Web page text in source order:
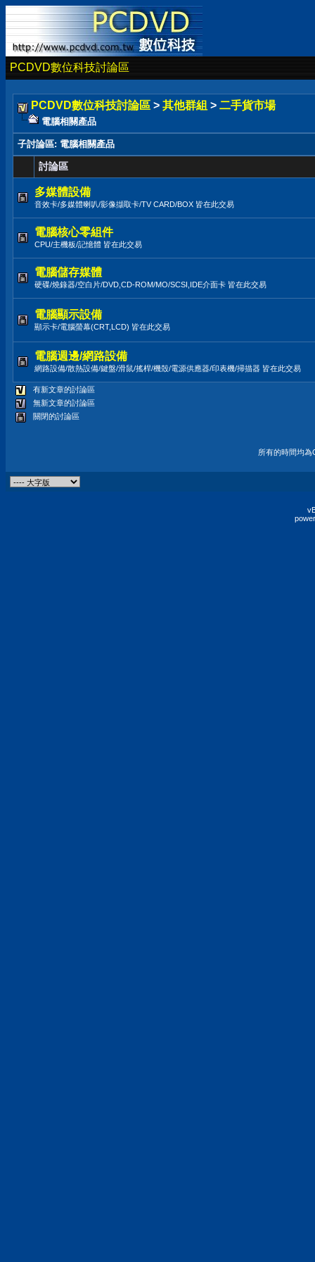
PCDVD數位科技討論區
PCDVD數位科技討論區 > 其他群組 > 二手貨市場
電腦相關產品
子討論區: 電腦相關產品
討論區
多媒體設備
音效卡/多媒體喇叭/影像擷取卡/TV CARD/BOX 皆在此交易
電腦核心零組件
CPU/主機板/記憶體 皆在此交易
電腦儲存媒體
硬碟/燒錄器/空白片/DVD,CD-ROM/MO/SCSI,IDE介面卡 皆在此交易
電腦顯示設備
顯示卡/電腦螢幕(CRT,LCD) 皆在此交易
電腦週邊/網路設備
網路設備/散熱設備/鍵盤/滑鼠/搖桿/機殼/電源供應器/印表機/掃描器 皆在此交易
有新文章的討論區
無新文章的討論區
關閉的討論區
所有的時間均為